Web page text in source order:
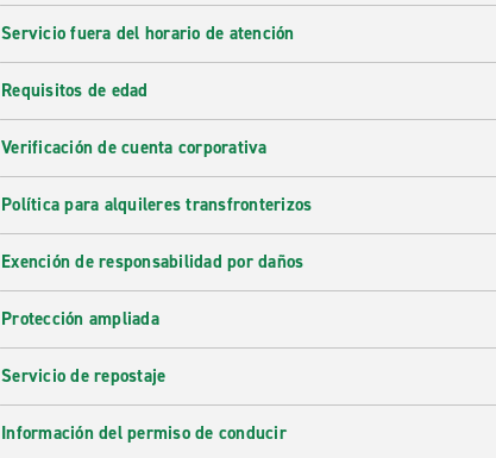
Servicio fuera del horario de atención
Requisitos de edad
Verificación de cuenta corporativa
Política para alquileres transfronterizos
Exención de responsabilidad por daños
Protección ampliada
Servicio de repostaje
Información del permiso de conducir